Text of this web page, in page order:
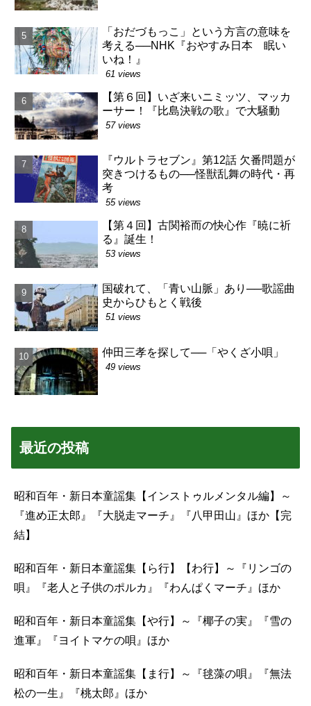
「おだづもっこ」という方言の意味を
考える──NHK『おやすみ日本 眠い
いね！』
61 views
【第６回】いざ来いニミッツ、マッカ
ーサー！『比島決戦の歌』で大騒動
57 views
『ウルトラセブン』第12話 欠番問題が
突きつけるもの──怪獣乱舞の時代・再
考
55 views
【第４回】古関裕而の快心作『暁に祈
る』誕生！
53 views
国破れて、「青い山脈」あり──歌謡曲
史からひもとく戦後
51 views
仲田三孝を探して──「やくざ小唄」
49 views
最近の投稿
昭和百年・新日本童謡集【インストゥルメンタル編】～
『進め正太郎』『大脱走マーチ』『八甲田山』ほか【完
結】
昭和百年・新日本童謡集【ら行】【わ行】～『リンゴの
唄』『老人と子供のポルカ』『わんぱくマーチ』ほか
昭和百年・新日本童謡集【や行】～『椰子の実』『雪の
進軍』『ヨイトマケの唄』ほか
昭和百年・新日本童謡集【ま行】～『毬藻の唄』『無法
松の一生』『桃太郎』ほか